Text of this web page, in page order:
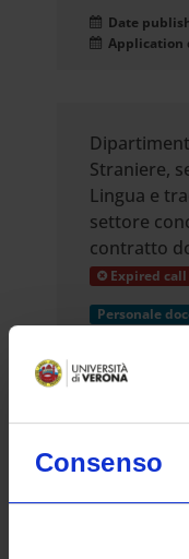
Consenso
Date
Application
Straniere,
Lingua e
settore
contratto
Expired call
Personale
Date